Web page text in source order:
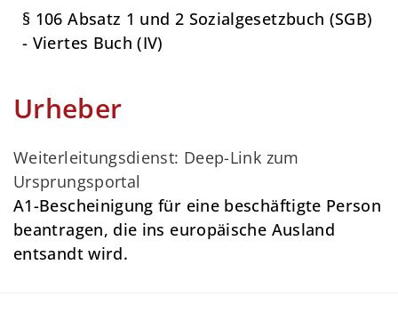
§ 106 Absatz 1 und 2 Sozialgesetzbuch (SGB)
- Viertes Buch (IV)
Urheber
Weiterleitungsdienst: Deep-Link zum
Ursprungsportal
A1-Bescheinigung für eine beschäftigte Person
beantragen, die ins europäische Ausland
entsandt wird.